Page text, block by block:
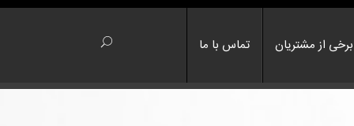
برخی از مشتریان تماس با ما